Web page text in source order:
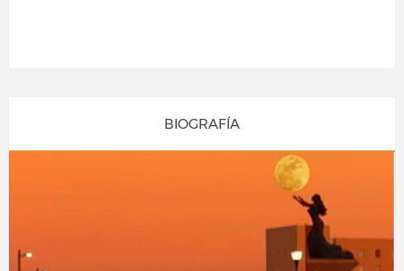
BIOGRAFÍA